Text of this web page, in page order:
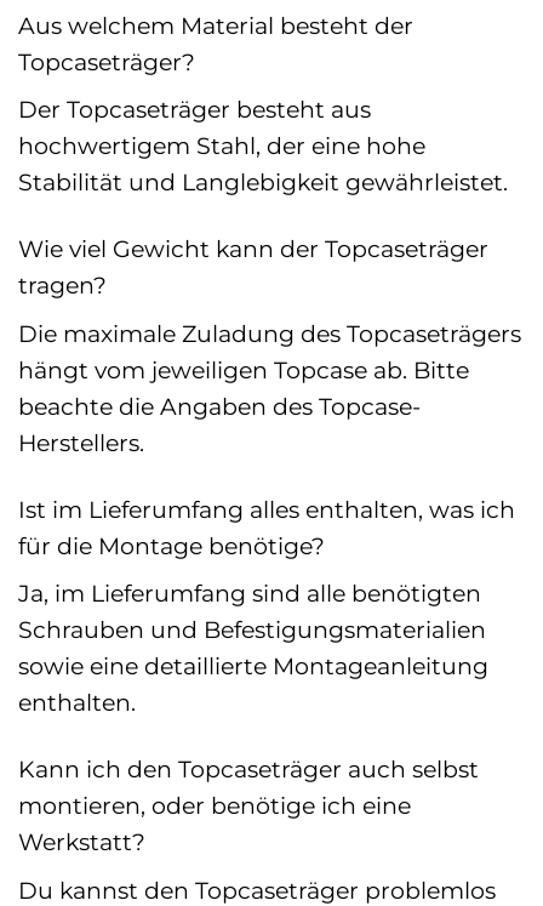
Aus welchem Material besteht der
Topcaseträger?
Der Topcaseträger besteht aus
hochwertigem Stahl, der eine hohe
Stabilität und Langlebigkeit gewährleistet.
Wie viel Gewicht kann der Topcaseträger
tragen?
Die maximale Zuladung des Topcaseträgers
hängt vom jeweiligen Topcase ab. Bitte
beachte die Angaben des Topcase-
Herstellers.
Ist im Lieferumfang alles enthalten, was ich
für die Montage benötige?
Ja, im Lieferumfang sind alle benötigten
Schrauben und Befestigungsmaterialien
sowie eine detaillierte Montageanleitung
enthalten.
Kann ich den Topcaseträger auch selbst
montieren, oder benötige ich eine
Werkstatt?
Du kannst den Topcaseträger problemlos